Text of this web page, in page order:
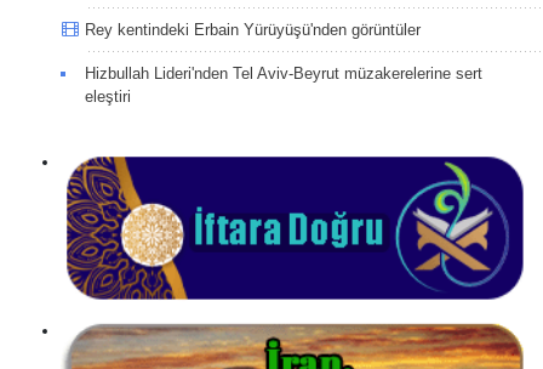
Rey kentindeki Erbain Yürüyüşü'nden görüntüler
Hizbullah Lideri'nden Tel Aviv-Beyrut müzakerelerine sert
eleştiri